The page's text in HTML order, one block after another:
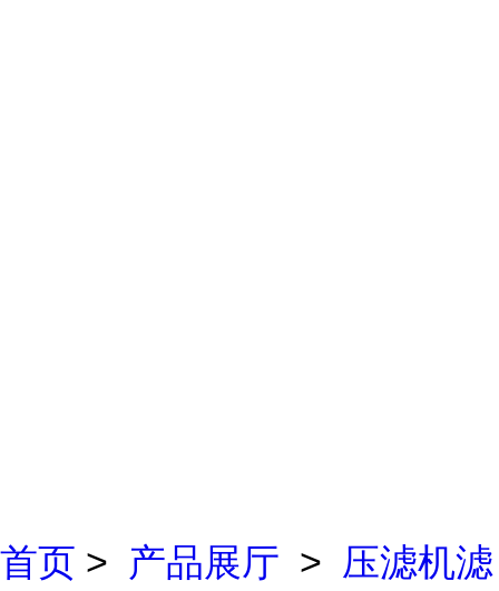
首页 > 产品展厅 > 压滤机滤